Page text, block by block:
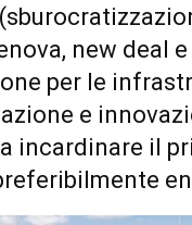
new deal e
per le
e
incardinare il